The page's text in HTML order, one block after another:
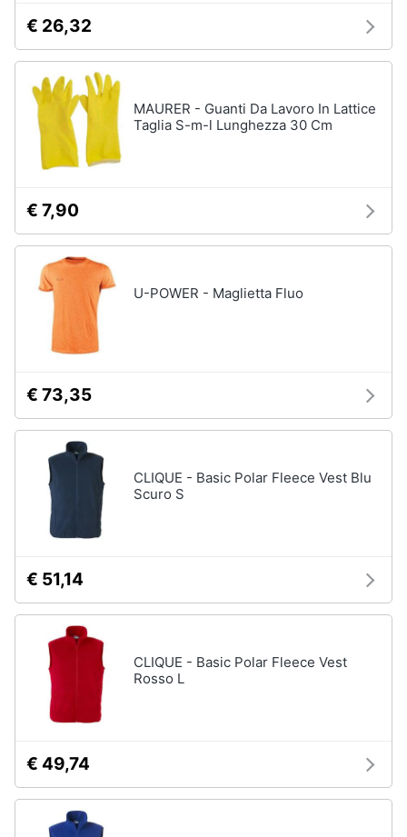
€ 26,32
MAURER - Guanti Da Lavoro In Lattice
Taglia S-m-l Lunghezza 30 Cm
€ 7,90
U-POWER - Maglietta Fluo
€ 73,35
CLIQUE - Basic Polar Fleece Vest Blu
Scuro S
€ 51,14
CLIQUE - Basic Polar Fleece Vest
Rosso L
€ 49,74